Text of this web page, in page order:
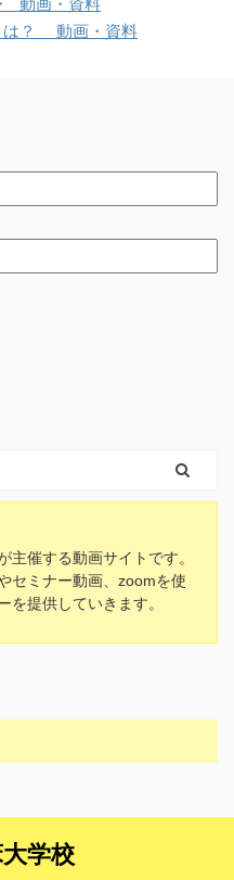
動画・資料
は？ 動画・資料
主催する動画サイトです。
セミナー動画、zoomを使
を提供していきます。
学校